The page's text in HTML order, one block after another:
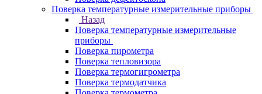
Поверка температурные измерительные приборы
Назад
Поверка температурные измерительные
приборы
Поверка пирометра
Поверка тепловизора
Поверка термогигрометра
Поверка термодатчика